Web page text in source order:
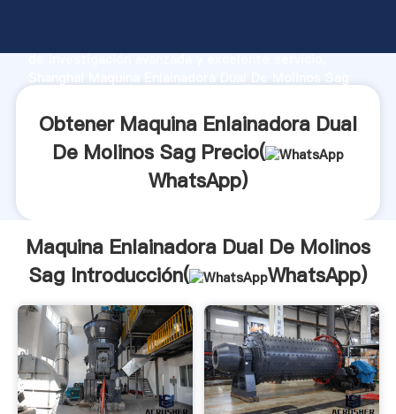
de investigación avanzada y excelente servicio,
clientes.
Obtener Maquina Enlainadora Dual
De Molinos Sag Precio(
WhatsApp)
Maquina Enlainadora Dual De Molinos
Sag Introducción(
WhatsApp)